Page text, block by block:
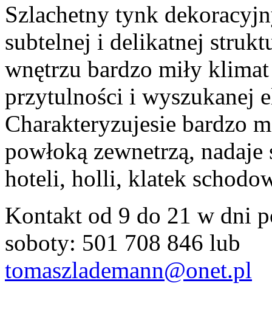
Szlachetny tynk
subtelnej i delikatnej
wnętrzu bardzo miły klimat
przytulności i wyszukanej
Charakteryzujesie bardzo
powłoką zewnetrzą,
hoteli, holli, klatek
Kontakt od 9 do 21 w dni
soboty: 501 708 846 lub
tomaszlademann@onet.pl